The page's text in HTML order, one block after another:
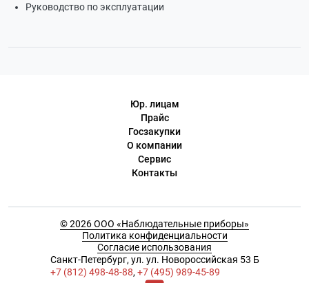
Руководство по эксплуатации
Юр. лицам
Прайс
Госзакупки
О компании
Сервис
Контакты
© 2026 ООО «Наблюдательные приборы»
Политика конфиденциальности
Согласие использования
Cанкт-Петербург, ул. ул. Новороссийская 53 Б
+7 (812) 498-48-88, +7 (495) 989-45-89